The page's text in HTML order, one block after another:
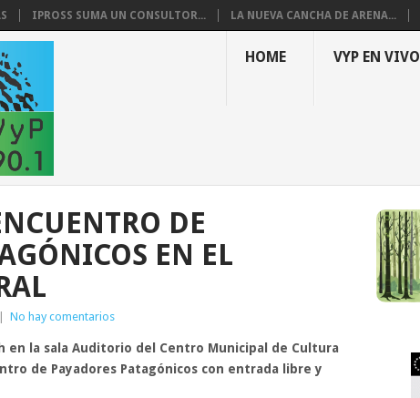
IPROSS SUMA UN CONSULTOR... LA NUEVA CANCHA DE ARENA...
HOME VYP EN VIVO
DE
EN EL
No hay comentarios
en la sala Auditorio del Centro Municipal de Cultura
de Payadores Patagónicos con entrada libre y